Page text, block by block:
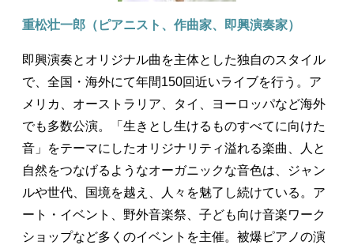
重松壮一郎（ピアニスト、作曲家、即興演奏家）
即興演奏とオリジナル曲を主体とした独自のスタイル
で、全国・海外にて年間150回近いライブを行う。ア
メリカ、オーストラリア、タイ、ヨーロッパなど海外
でも多数公演。「生きとし生けるものすべてに向けた
音」をテーマにしたオリジナリティ溢れる楽曲、人と
自然をつなげるようなオーガニックな音色は、ジャン
ルや世代、国境を越え、人々を魅了し続けている。ア
ート・イベント、野外音楽祭、子ども向け音楽ワーク
ショップなど多くのイベントを主催。被爆ピアノの演